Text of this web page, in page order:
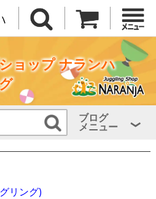
ョップ ナランハ
ブログ
メニュー
リング)